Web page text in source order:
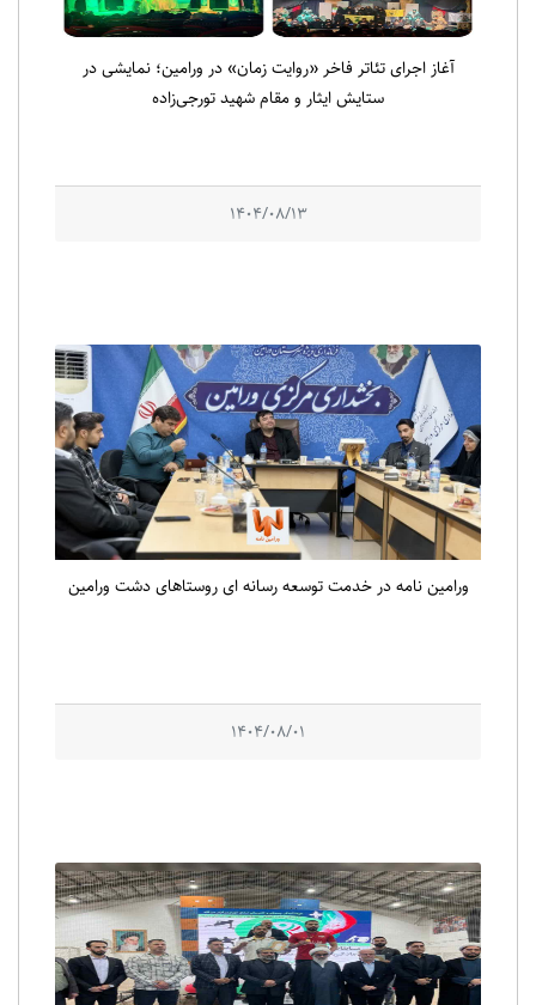
آغاز اجرای تئاتر فاخر «روایت زمان» در ورامین؛ نمایشی در
ستایش ایثار و مقام شهید تورجی‌زاده
1404/08/13
ورامین نامه در خدمت توسعه رسانه ای روستاهای دشت ورامین
1404/08/01